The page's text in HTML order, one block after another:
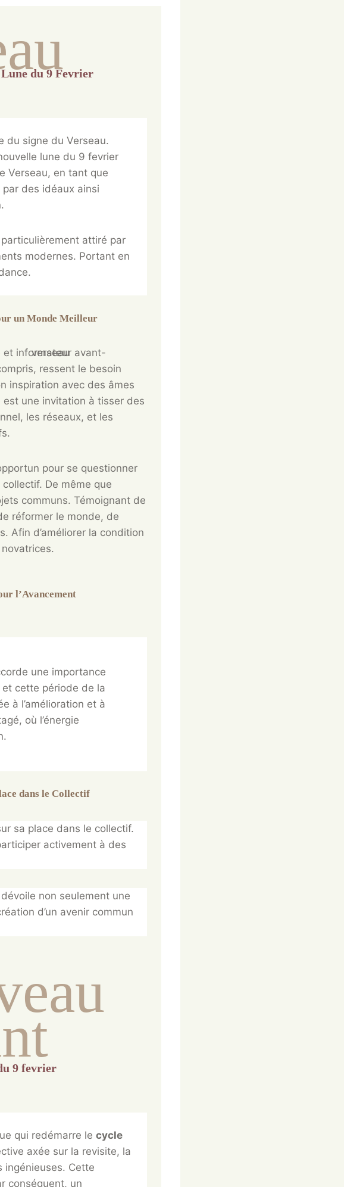
du 9 Fevrier
du signe du Verseau.
lune du 9 fevrier
Verseau, en tant que
par des idéaux ainsi
attiré par
modernes. Portant en
un Monde Meilleur
et informateur avant-
ressent le besoin
inspiration avec des âmes
une invitation à tisser des
les réseaux, et les
pour se questionner
De même que
communs. Témoignant de
réformer le monde, de
Afin d’améliorer la condition
l’Avancement
une importance
et cette période de la
à l’amélioration et à
où l’énergie
dans le Collectif
sa place dans le collectif.
activement à des
non seulement une
d’un avenir commun
9 fevrier
qui redémarre le cycle
axée sur la revisite, la
ingénieuses. Cette
conséquent, un